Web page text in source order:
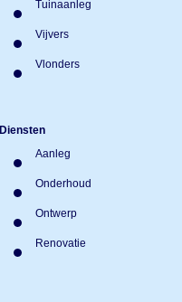
Tuinaanleg
Vijvers
Vlonders
Diensten
Aanleg
Onderhoud
Ontwerp
Renovatie